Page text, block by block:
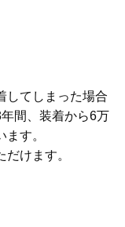
してしまった場合
間、装着から6万
す。
けます。